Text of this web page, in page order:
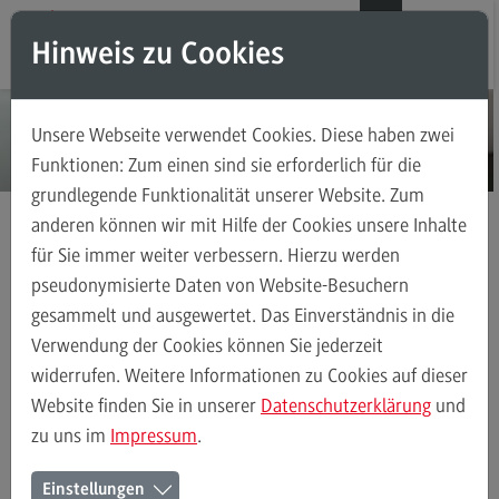
Direkt zum Inhalt
Direkt zum Hauptmenu
Direkt zum Footer
Modul-O-Mat
Masterstudiengänge
Accounting, Controlling, Taxation
Accounting, Controlling, Taxation
Modulangebot
Berufsperspektiven
Kontakt
Advanced Practice in Healthcare
Advanced Practice in Healthcare
Rahmenbedingungen
Masterstudiengänge General Business Management
General Business Management Modulangebot
Ihr Kontakt zum Master
Hinweis zu Cookies
Unsere Webseite verwendet Cookies. Diese haben zwei
Funktionen: Zum einen sind sie erforderlich für die
grundlegende Funktionalität unserer Website. Zum
anderen können wir mit Hilfe der Cookies unsere Inhalte
für Sie immer weiter verbessern. Hierzu werden
pseudonymisierte Daten von Website-Besuchern
gesammelt und ausgewertet. Das Einverständnis in die
Verwendung der Cookies können Sie jederzeit
widerrufen. Weitere Informationen zu Cookies auf dieser
Website finden Sie in unserer Datenschutzerklärung und
zu uns im Impressum.
Einstellungen